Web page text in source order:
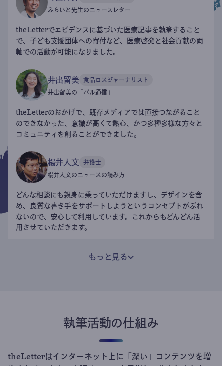
ふらいと先生のニュースレター
theLetterでエビデンスに基づいた医療記事を執筆すること
で、子ども支援団体への寄付など、医療啓発と社会貢献の両
軸での活動が可能になりました。
井出留美 食品ロスジャーナリスト
井出留美の「パル通信」
theLetterのおかげで、既存メディアでは直接つながること
のできなかった、意識が高くて熱心、かつ多種多様な方々と
コミュニティを創ることができました。
楊井人文 弁護士
楊井人文のニュースの読み方
どんな相談にも親身に乗っていただけますし、デザインを含
め、良質な書き手をサポートしようというコンセプトがぶれ
ないので、安心して利用しています。これからもどんどん活
用させていただきます。
もっと見る
執筆活動の仕組み
theLetterはインターネット上に「深い」コンテンツを増